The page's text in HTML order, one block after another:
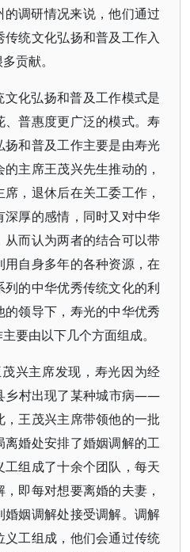
调研情况来说，他们通过
统文化弘扬和普及工作入
贡献。
化弘扬和普及工作模式是
普惠度更广泛的模式。寿
和普及工作主要是由寿光
主席王茂兴先生推动的，
，退休后在关工委工作，
厚的感情，同时又对中华
而认为两者的结合可以带
自身多年的各种资源，在
的中华优秀传统文化的利
领导下，寿光的中华优秀
要由以下几个方面组成。
茂兴主席发现，寿光因为经
乡村出现了某种城市病——
王茂兴主席带领他的一批
离婚处安排了婚姻调解的工
组成了十余个团队，每天
即每对想要离婚的夫妻，
姻调解处接受调解。调解
工组成，他们会通过传统